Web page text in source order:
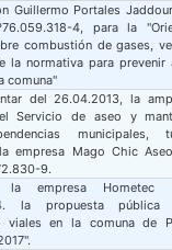
Guillermo Portales
4, para la
combustión de gases,
la normativa para prevenir
comuna"
del 26.04.2013, la
Servicio de aseo y
municipales,
empresa Mago Chic
9.
la empresa Hometec
4. la propuesta
viales en la comuna de